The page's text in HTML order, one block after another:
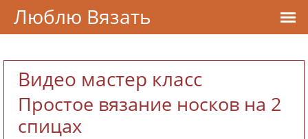
Видео мастер класс
Простое вязание носков на 2
спицах
Люблю Вязать